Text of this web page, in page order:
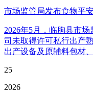
市场监管局发布食物平
2026年5月，临朐县市
司未取得许可私行出产
出产设备及原辅料包材
25
2026